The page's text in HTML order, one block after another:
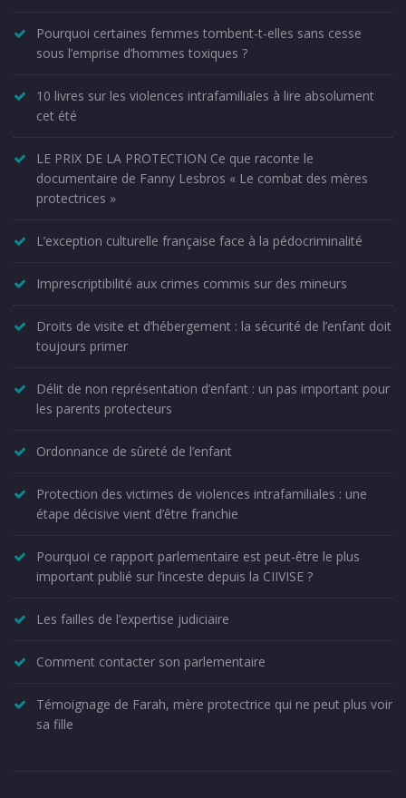
Pourquoi certaines femmes tombent-t-elles sans cesse
sous l’emprise d’hommes toxiques ?
10 livres sur les violences intrafamiliales à lire absolument
cet été
LE PRIX DE LA PROTECTION Ce que raconte le
documentaire de Fanny Lesbros « Le combat des mères
protectrices »
L’exception culturelle française face à la pédocriminalité
Imprescriptibilité aux crimes commis sur des mineurs
Droits de visite et d’hébergement : la sécurité de l’enfant doit
toujours primer
Délit de non représentation d’enfant : un pas important pour
les parents protecteurs
Ordonnance de sûreté de l’enfant
Protection des victimes de violences intrafamiliales : une
étape décisive vient d’être franchie
Pourquoi ce rapport parlementaire est peut-être le plus
important publié sur l’inceste depuis la CIIVISE ?
Les failles de l’expertise judiciaire
Comment contacter son parlementaire
Témoignage de Farah, mère protectrice qui ne peut plus voir
sa fille